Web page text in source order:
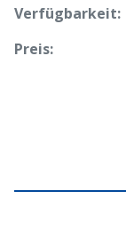
Verfügbarkeit:
Preis: